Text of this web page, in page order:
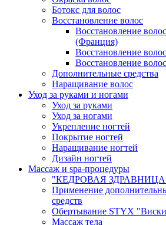
Ботокс для волос
Восстановление волос
Восстановление
(Франция)
Восстановление
Восстановление
Дополнительные средства
Наращивание волос
Уход за руками и ногами
Уход за руками
Уход за ногами
Укрепление ногтей
Покрытие ногтей
Наращивание ногтей
Дизайн ногтей
Массаж и spa-процедуры
"КЕДРОВАЯ
Применение
средств
Обертывание STYX
Массаж тела